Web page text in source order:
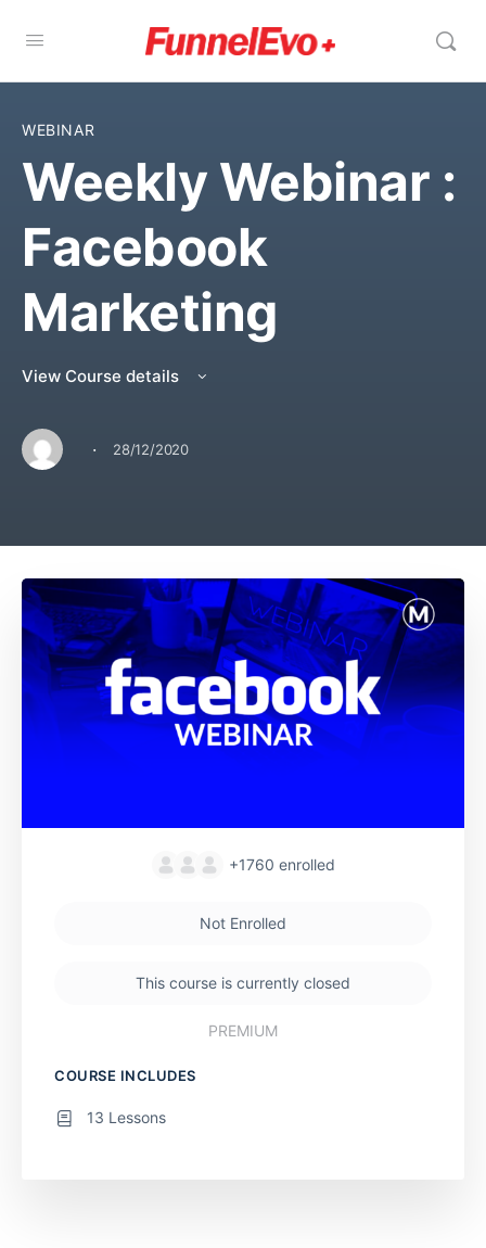
WEBINAR
Weekly Webinar :
Facebook
Marketing
View Course details
· 28/12/2020
+1760 enrolled
Not Enrolled
This course is currently closed
PREMIUM
COURSE INCLUDES
13 Lessons